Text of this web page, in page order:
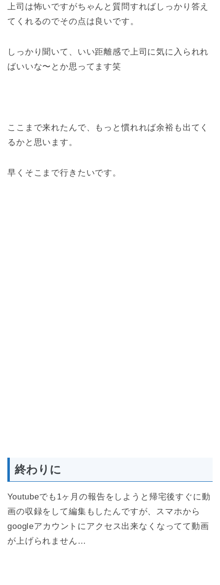
上司は怖いですがちゃんと質問すればしっかり答え
てくれるのでその点は良いです。
しっかり聞いて、いい距離感で上司に気に入られれ
ばいいな〜とか思ってます笑
ここまで来れたんで、もっと慣れれば余裕も出てく
るかと思います。
早くそこまで行きたいです。
終わりに
Youtubeでも1ヶ月の報告をしようと帰宅後すぐに動
画の収録をして編集もしたんですが、スマホから
googleアカウントにアクセス出来なくなってて動画
が上げられません…